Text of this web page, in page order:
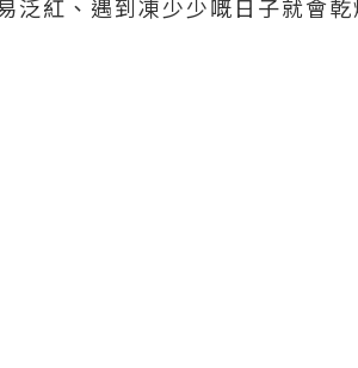
泛紅、遇到凍少少嘅日子就會